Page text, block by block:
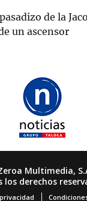
de la
un ascensor
Multimedia,
los derechos